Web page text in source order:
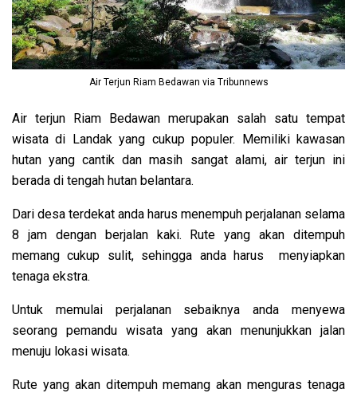
Air Terjun Riam Bedawan via Tribunnews
Air terjun Riam Bedawan merupakan salah satu tempat
wisata di Landak yang cukup populer. Memiliki kawasan
hutan yang cantik dan masih sangat alami, air terjun ini
berada di tengah hutan belantara.
Dari desa terdekat anda harus menempuh perjalanan selama
8 jam dengan berjalan kaki. Rute yang akan ditempuh
memang cukup sulit, sehingga anda harus menyiapkan
tenaga ekstra.
Untuk memulai perjalanan sebaiknya anda menyewa
seorang pemandu wisata yang akan menunjukkan jalan
menuju lokasi wisata.
Rute yang akan ditempuh memang akan menguras tenaga